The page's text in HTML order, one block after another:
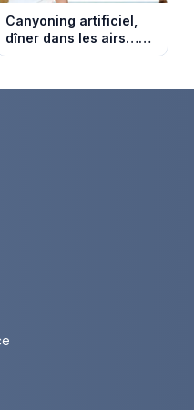
Canyoning artificiel,
dîner dans les airs…
les loisirs les plus fous
Capital